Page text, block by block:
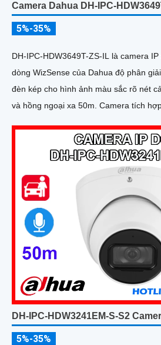
Camera Dahua DH-IPC-
5%-35%
DH-IPC-HDW3649T-ZS-IL là camera
dòng WizSense của Dahua độ phân
đèn kép cho hình ảnh màu sắc rõ nét
và hồng ngoại xa 50m. Camera tích hợp micro ghi âm, khe cắm
và phương tiện, nâng cao hiệu quả
và giá rẻ hiệu quả
DH-IPC-HDW3241EM-S-S2
5%-35%